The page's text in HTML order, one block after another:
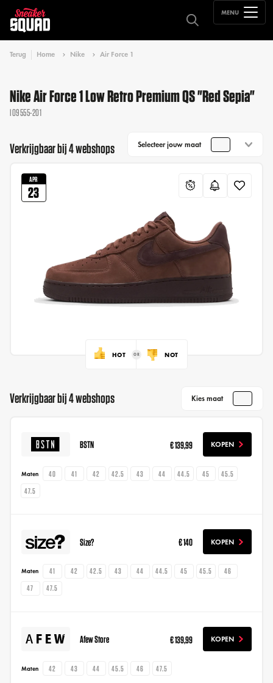
MENU
Terug Home Nike Air Force 1
Nike Air Force 1 Low Retro Premium QS "Red Sepia"
IO9555-201
Verkrijgbaar bij 4 webshops Selecteer jouw maat
APR
23
HOT NOT
Verkrijgbaar bij 4 webshops Kies maat
BSTN € 139,99 KOPEN
Maten 40 41 42 42.5 43 44 44.5 45
45.5
47.5
Size? € 140 KOPEN
Maten 41 42 42.5 43 44 44.5 45 45.5
46
47
47.5
Afew Store € 139,99 KOPEN
Maten 42 43 44 45.5 46 47.5